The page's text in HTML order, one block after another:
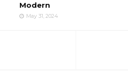
Modern
May 31, 2024